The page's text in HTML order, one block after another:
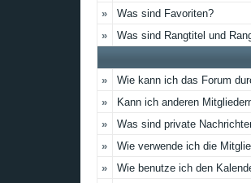
»
Was sind Favoriten?
»
Was sind Rangtitel und
»
Wie kann ich das Forum
»
Kann ich anderen
»
Was sind private
»
Wie verwende ich die
»
Wie benutze ich den